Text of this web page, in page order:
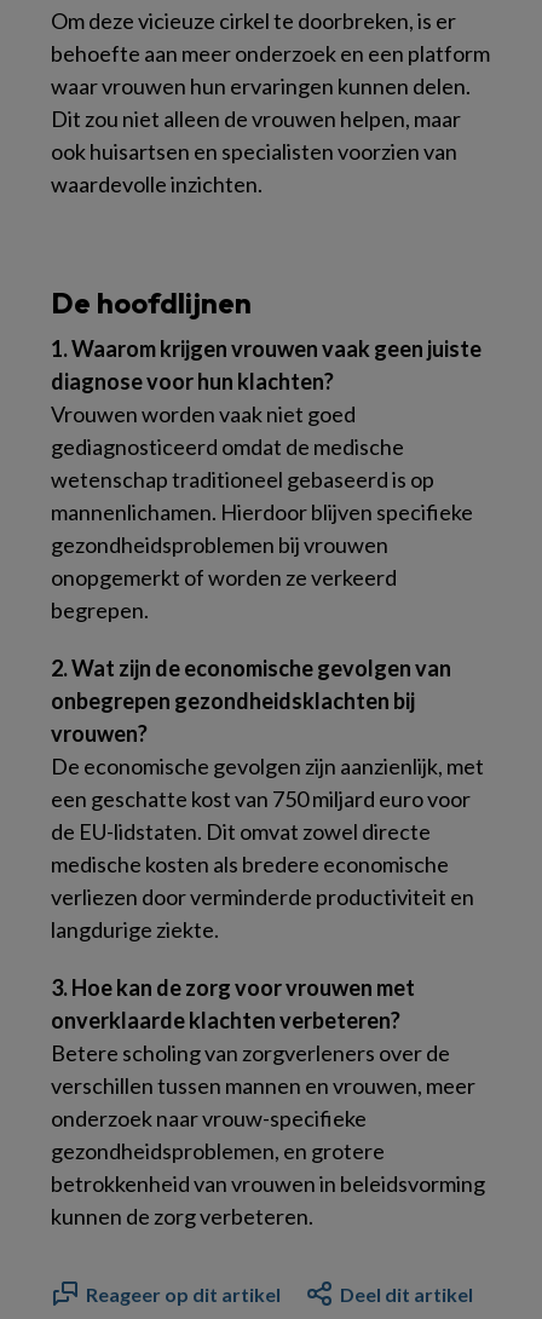
Om deze vicieuze cirkel te doorbreken, is er
behoefte aan meer onderzoek en een platform
waar vrouwen hun ervaringen kunnen delen.
Dit zou niet alleen de vrouwen helpen, maar
ook huisartsen en specialisten voorzien van
waardevolle inzichten.
De hoofdlijnen
1. Waarom krijgen vrouwen vaak geen juiste
diagnose voor hun klachten?
Vrouwen worden vaak niet goed
gediagnosticeerd omdat de medische
wetenschap traditioneel gebaseerd is op
mannenlichamen. Hierdoor blijven specifieke
gezondheidsproblemen bij vrouwen
onopgemerkt of worden ze verkeerd
begrepen.
2. Wat zijn de economische gevolgen van
onbegrepen gezondheidsklachten bij
vrouwen?
De economische gevolgen zijn aanzienlijk, met
een geschatte kost van 750 miljard euro voor
de EU-lidstaten. Dit omvat zowel directe
medische kosten als bredere economische
verliezen door verminderde productiviteit en
langdurige ziekte.
3. Hoe kan de zorg voor vrouwen met
onverklaarde klachten verbeteren?
Betere scholing van zorgverleners over de
verschillen tussen mannen en vrouwen, meer
onderzoek naar vrouw-specifieke
gezondheidsproblemen, en grotere
betrokkenheid van vrouwen in beleidsvorming
kunnen de zorg verbeteren.
Reageer op dit artikel Deel dit artikel